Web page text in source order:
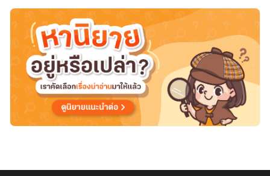
ราชา
วีรชน